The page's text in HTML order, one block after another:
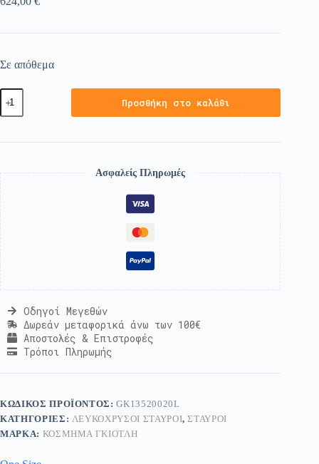
Σε απόθεμα
Προσθήκη στο καλάθι
Ασφαλείς Πληρωμές
Οδηγοί Μεγεθών
Δωρεάν μεταφορικά άνω των 100€
Αποστολές & Επιστροφές
Τρόποι Πληρωμής
ΚΩΔΙΚΌΣ ΠΡΟΪΌΝΤΟΣ:GK13520020L
ΚΑΤΗΓΟΡΊΕΣ: ΛΕΥΚΌΧΡΥΣΟΙ ΣΤΑΥΡΟΊ,ΣΤΑΥΡΟΊ
ΜΆΡΚΑ: ΚΟΣΜΗΜΑ ΓΚΙΟΤΛΗ